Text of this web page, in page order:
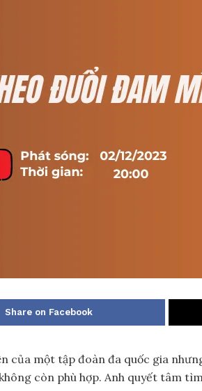
Share on Facebook
của một tập đoàn đa quốc gia
còn phù hợp. Anh quyết tâm